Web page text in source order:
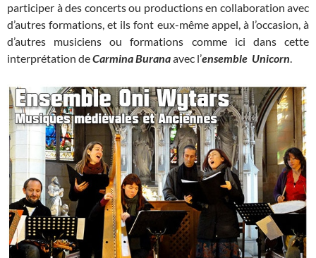
participer à des concerts ou productions en collaboration avec
d’autres formations, et ils font eux-même appel, à l’occasion, à
d’autres musiciens ou formations comme ici dans cette
interprétation deCarmina Buranaavec l’ensemble Unicorn.